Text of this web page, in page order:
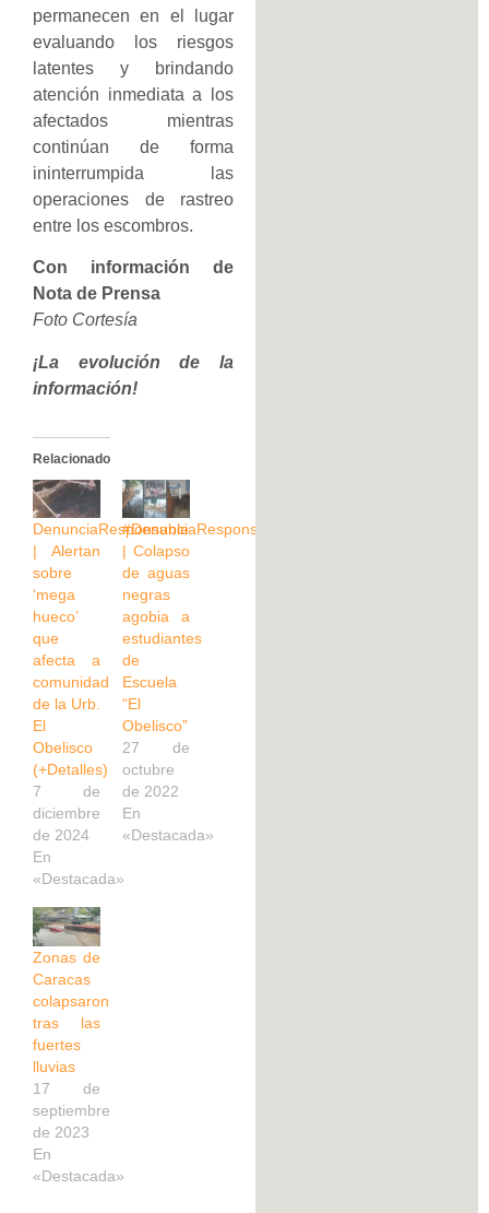
permanecen en el lugar
evaluando los riesgos
latentes y brindando
atención inmediata a los
afectados mientras
continúan de forma
ininterrumpida las
operaciones de rastreo
entre los escombros.
Con información de
Nota de Prensa
Foto Cortesía
¡La evolución de la
información!
Relacionado
DenunciaResponsable
| Alertan
sobre
‘mega
hueco’
que
afecta a
comunidad
de la Urb.
El
Obelisco
(+Detalles)
7 de
diciembre
de 2024
En
«Destacada»
#DenunciaResponsable
| Colapso
de aguas
negras
agobia a
estudiantes
de
Escuela
“El
Obelisco”
27 de
octubre
de 2022
En
«Destacada»
Zonas de
Caracas
colapsaron
tras las
fuertes
lluvias
17 de
septiembre
de 2023
En
«Destacada»